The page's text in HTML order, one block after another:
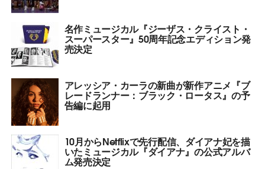
名作ミュージカル『ジーザス・クライスト・
スーパースター』50周年記念エディション発
売決定
アレッシア・カーラの新曲が新作アニメ『ブ
レードランナー：ブラック・ロータス』の予
告編に起用
10月からNetflixで先行配信、ダイアナ妃を描
いたミュージカル『ダイアナ』の公式アルバ
ム発売決定